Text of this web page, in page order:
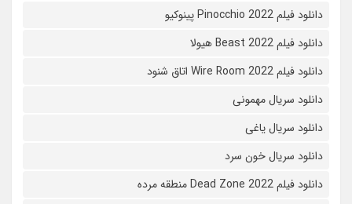
دانلود فیلم Pinocchio 2022 پینوکیو
دانلود فیلم Beast 2022 هیولا
دانلود فیلم Wire Room 2022 اتاق شنود
دانلود سریال مهمونی
دانلود سریال یاغی
دانلود سریال خون سرد
دانلود فیلم 2022 Dead Zone منطقه مرده